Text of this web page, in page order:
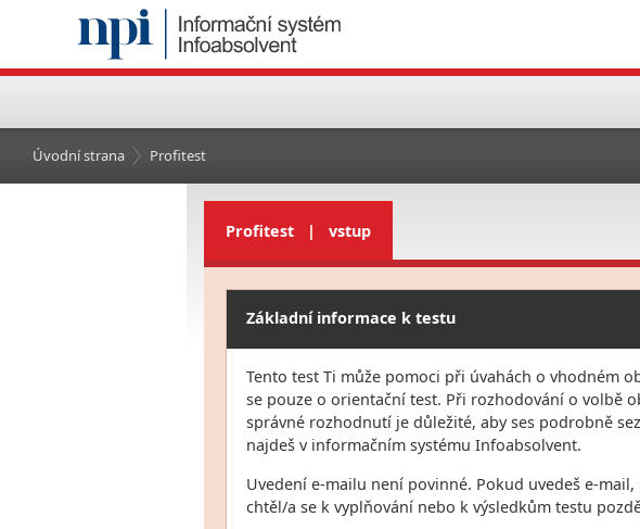
Úvodní strana Profitest
Profitest | vstup
Základní informace k testu
Tento test Ti může pomoci při úvahách o vhodném
se pouze o orientační test. Při rozhodování o volbě
správné rozhodnutí je důležité, aby ses podrobně
najdeš v informačním systému Infoabsolvent.
Uvedení e-mailu není povinné. Pokud uvedeš e-
chtěl/a se k vyplňování nebo k výsledkům testu